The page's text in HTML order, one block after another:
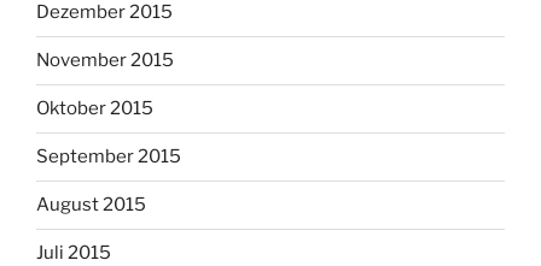
Dezember 2015
November 2015
Oktober 2015
September 2015
August 2015
Juli 2015